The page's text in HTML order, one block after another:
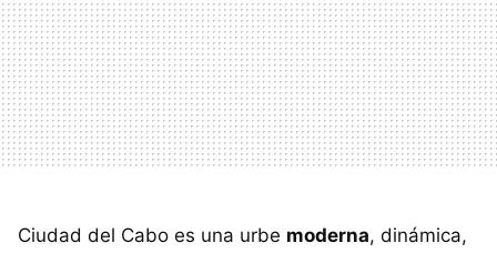
Ciudad del Cabo es una urbe moderna, dinámica,